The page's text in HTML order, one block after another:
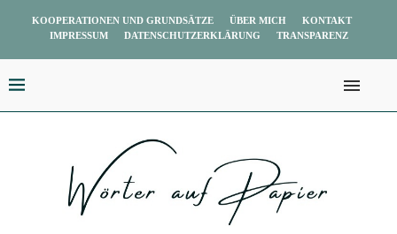
KOOPERATIONEN UND GRUNDSÄTZE ÜBER MICH
KONTAKT
IMPRESSUM
DATENSCHUTZERKLÄRUNG TRANSPARENZ